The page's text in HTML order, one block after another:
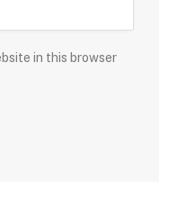
in this browser